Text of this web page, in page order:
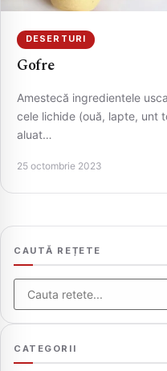
DESERTURI
Gofre
Amestecă ingredientele
cele lichide (ouă, lapte, unt
aluat…
25 octombrie 2023
CAUTĂ REȚETE
CATEGORII